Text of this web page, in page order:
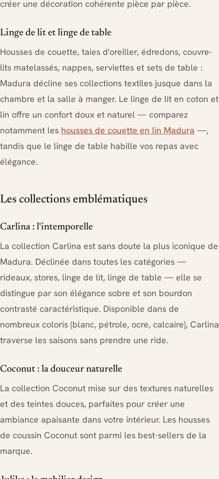
créer une décoration cohérente pièce par pièce.
Linge de lit et linge de table
Housses de couette, taies d'oreiller, édredons, couvre-
lits matelassés, nappes, serviettes et sets de table :
Madura décline ses collections textiles jusque dans la
chambre et la salle à manger. Le linge de lit en coton et
lin offre un confort doux et naturel — comparez
notamment les housses de couette en lin Madura —,
tandis que le linge de table habille vos repas avec
élégance.
Les collections emblématiques
Carlina : l'intemporelle
La collection Carlina est sans doute la plus iconique de
Madura. Déclinée dans toutes les catégories —
rideaux, stores, linge de lit, linge de table — elle se
distingue par son élégance sobre et son bourdon
contrasté caractéristique. Disponible dans de
nombreux coloris (blanc, pétrole, ocre, calcaire), Carlina
traverse les saisons sans prendre une ride.
Coconut : la douceur naturelle
La collection Coconut mise sur des textures naturelles
et des teintes douces, parfaites pour créer une
ambiance apaisante dans votre intérieur. Les housses
de coussin Coconut sont parmi les best-sellers de la
marque.